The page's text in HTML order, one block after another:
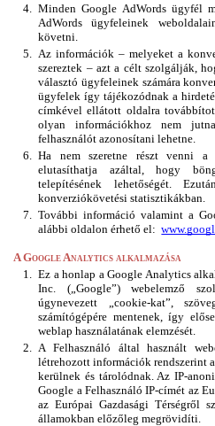
Minden Google AdWords ügyfél
AdWords ügyfeleinek
követni.
Az információk – melyeket a
szereztek – azt a célt szolgálják,
választó ügyfeleinek számára
ügyfelek így tájékozódnak a
címkével ellátott oldalra
olyan információkhoz nem
felhasználót azonosítani lehetne.
Ha nem szeretne részt venni a
elutasíthatja azáltal, hogy
telepítésének lehetőségét.
konverziókövetési statisztikákban.
További információ valamint a
alábbi oldalon érhető el:
A Google Analytics alkalmazása
Ez a honlap a Google Analytics
Inc. („Google”) webelemző
úgynevezett „cookie-kat”,
számítógépére mentenek, így
weblap használatának elemzését.
A Felhasználó által használt
létrehozott információk rendszerint
kerülnek és tárolódnak. Az IP-
Google a Felhasználó IP-címét az
az Európai Gazdasági Térségről
államokban előzőleg megrövidíti.